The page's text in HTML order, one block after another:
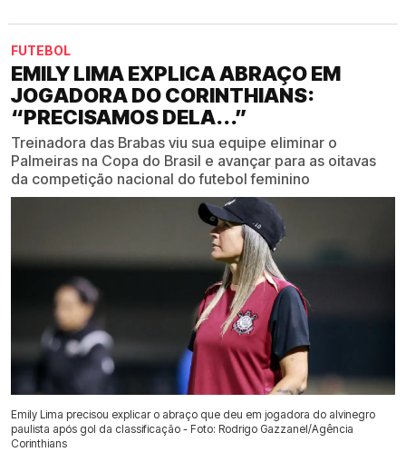
FUTEBOL
EMILY LIMA EXPLICA ABRAÇO EM
JOGADORA DO CORINTHIANS:
“PRECISAMOS DELA...”
Treinadora das Brabas viu sua equipe eliminar o
Palmeiras na Copa do Brasil e avançar para as oitavas
da competição nacional do futebol feminino
Emily Lima precisou explicar o abraço que deu em jogadora do alvinegro
paulista após gol da classificação - Foto: Rodrigo Gazzanel/Agência
Corinthians